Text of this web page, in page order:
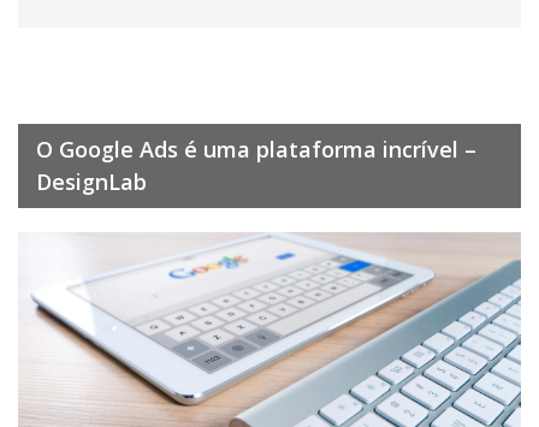
O Google Ads é uma plataforma incrível –
DesignLab